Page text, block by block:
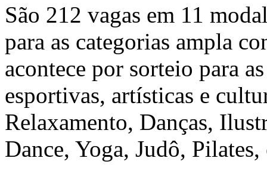
São 212 vagas em 11
para as categorias ampla
acontece por sorteio para
esportivas, artísticas e
Relaxamento, Danças,
Dance, Yoga, Judô,